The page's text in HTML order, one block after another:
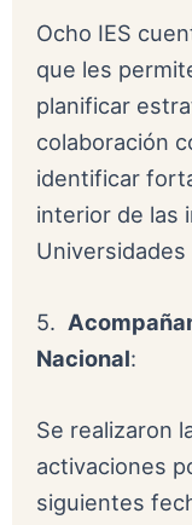
Ocho IES
que les
planificar
colaboración
identificar
interior de las
5.
Nacional:
Se realizaron
activaciones
siguientes